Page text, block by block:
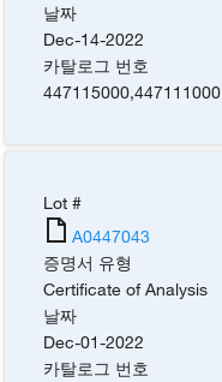
날짜
Dec-14-2022
카탈로그 번호
447115000,447111000
Lot #
A0447043
증명서 유형
Certificate of Analysis
날짜
Dec-01-2022
카탈로그 번호